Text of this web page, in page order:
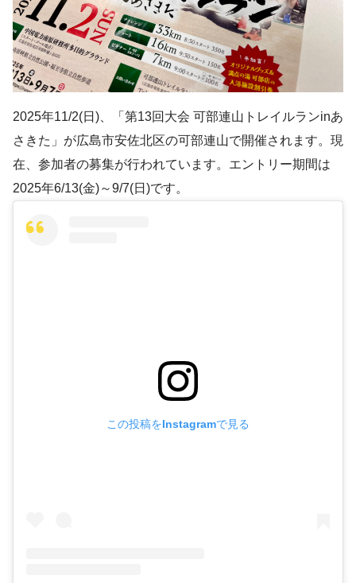
2025年11/2(日)、「第13回大会 可部連山トレイルランinあ
さきた」が広島市安佐北区の可部連山で開催されます。現
在、参加者の募集が行われています。エントリー期間は
2025年6/13(金)～9/7(日)です。
この投稿をInstagramで見る